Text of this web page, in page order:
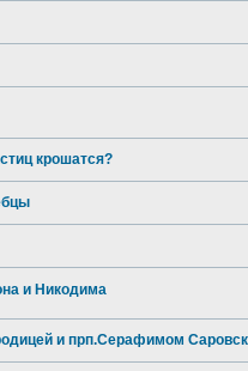
крошатся?
и Никодима
и прп.Серафимом